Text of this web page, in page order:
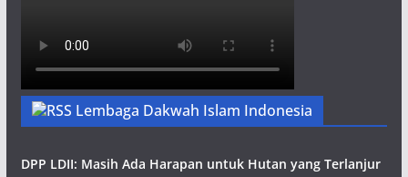
Lembaga Dakwah Islam Indonesia
DPP LDII: Masih Ada Harapan untuk Hutan yang Terlanjur